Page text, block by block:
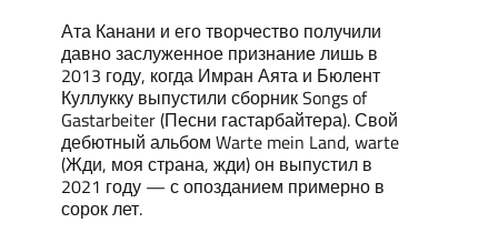
Ата Канани и его творчество получили
давно заслуженное признание лишь в
2013 году, когда Имран Аята и Бюлент
Куллукку выпустили сборник Songs of
Gastarbeiter (Песни гастарбайтера). Свой
дебютный альбом Warte mein Land, warte
(Жди, моя страна, жди) он выпустил в
2021 году — с опозданием примерно в
сорок лет.